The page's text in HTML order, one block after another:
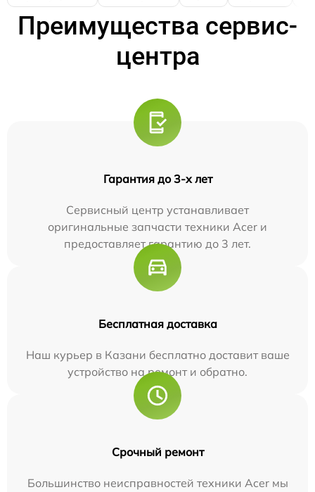
Преимущества сервис-
центра
Гарантия до 3-х лет
Сервисный центр устанавливает
оригинальные запчасти техники Acer и
предоставляет гарантию до 3 лет.
Бесплатная доставка
Наш курьер в Казани бесплатно доставит ваше
устройство на ремонт и обратно.
Срочный ремонт
Большинство неисправностей техники Acer мы